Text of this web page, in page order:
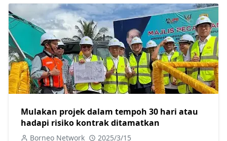
Mulakan projek dalam tempoh 30 hari atau
hadapi risiko kontrak ditamatkan
Borneo Network 2025/3/15